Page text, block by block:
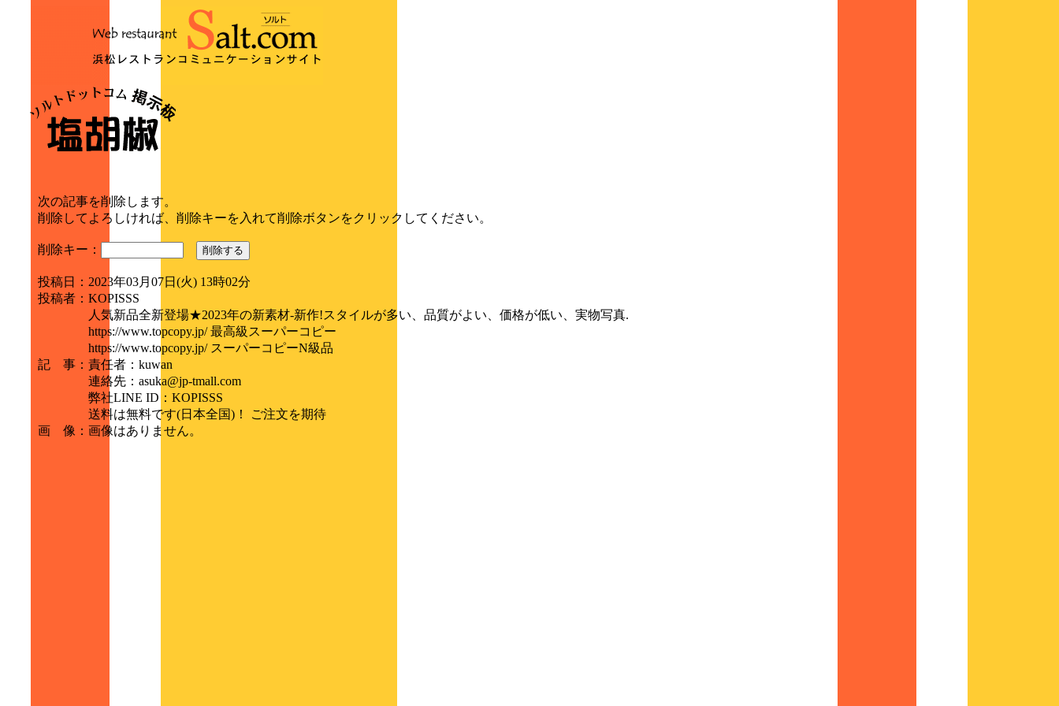
次の記事を削除します。
削除してよろしければ、削除キーを入れて削除ボタンをクリックしてください。
削除キー： 削除する
投稿日 ： 2023年03月07日(火) 13時02分
投稿者 ： KOPISSS
記 事 ：
人気新品全新登場★2023年の新素材-新作!スタイルが多い、品質がよい、価格が低い、実物写真.
https://www.topcopy.jp/ 最高級スーパーコピー
https://www.topcopy.jp/ スーパーコピーN級品
責任者：kuwan
連絡先：asuka@jp-tmall.com
弊社LINE ID：KOPISSS
送料は無料です(日本全国)！ ご注文を期待
画 像 ： 画像はありません。